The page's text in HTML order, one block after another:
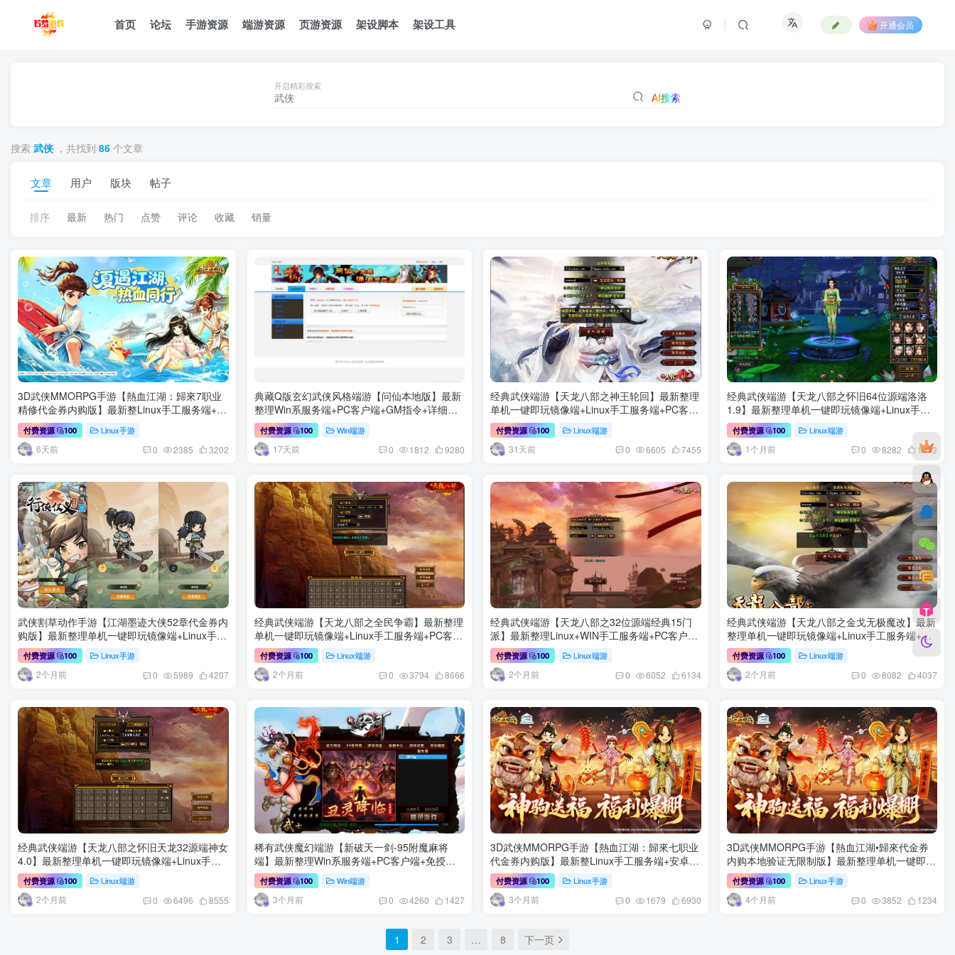
首页 论坛 手游资源 端游资源 页游资源 架设脚本 架设工具 开通会员
开启精彩搜索
AI搜索
搜索 武侠 ，共找到 86 个文章
文章 用户 版块 帖子
排序 最新 热门 点赞 评论 收藏 销量
3D武侠MMORPG手游【熱血江湖：歸來7职业
精修代金券内购版】最新整Linux手工服务端+安
卓苹果双端+CDK授权后台+详细搭建教程
付费资源 100 Linux手游
6天前 0 2385 3202
典藏Q版玄幻武侠风格端游【问仙本地版】最新
整理Win系服务端+PC客户端+GM指令+详细搭
建教程
付费资源 100 Win端游
17天前 0 1812 9280
经典武侠端游【天龙八部之神王轮回】最新整理
单机一键即玩镜像端+Linux手工服务端+PC客户
端+GM工具+详细搭建教程
付费资源 100 Linux端游
31天前 0 6605 7455
经典武侠端游【天龙八部之怀旧64位源端洛洛
1.9】最新整理单机一键即玩镜像端+Linux手工
服务端+PC客户端+GM工具+网页注册+详细搭
建教程
付费资源 100 Linux端游
1个月前 0 8282 1813
武侠割草动作手游【江湖墨迹大侠52章代金券内
购版】最新整理单机一键即玩镜像端+Linux手工
服务端+本地注册验证+CDK授权后台+安卓苹果
双端+详细搭建教程
付费资源 100 Linux手游
2个月前 0 5989 4207
经典武侠端游【天龙八部之全民争霸】最新整理
单机一键即玩镜像端+Linux手工服务端+PC客户
端+GM工具+详细搭建教程
付费资源 100 Linux端游
2个月前 0 3794 8666
经典武侠端游【天龙八部之32位源端经典15门
派】最新整理Linux+WIN手工服务端+PC客户端
+GM工具+网页注册+网页充值+详细搭建教程
付费资源 100 Linux端游
2个月前 0 6052 6134
经典武侠端游【天龙八部之金戈无极魔改】最新
整理单机一键即玩镜像端+Linux手工服务端+PC
客户端+GM工具+详细搭建教程
付费资源 100 Linux端游
2个月前 0 8082 4037
经典武侠端游【天龙八部之怀旧天龙32源端神女
4.0】最新整理单机一键即玩镜像端+Linux手工
服务端+PC客户端+内置gm工具+网页注册+网页
充值+详细搭建教程
付费资源 100 Linux端游
2个月前 0 6496 8555
稀有武侠魔幻端游【新破天一剑-95附魔麻将
端】最新整理Win系服务端+PC客户端+免授权
网关+GM修改工具+合服工具+详细搭建教程
付费资源 100 Win端游
3个月前 0 4260 1427
3D武侠MMORPG手游【熱血江湖：歸來七职业
代金券内购版】最新整Linux手工服务端+安卓
+运营后台+详细搭建教程
付费资源 100 Linux手游
3个月前 0 1679 6930
3D武侠MMORPG手游【熱血江湖•歸來代金券
内购本地验证无限制版】最新整理单机一键即玩
镜像端+Linux手工服务端+网页注册+安卓+CDK
授权后台+详细搭建教程
付费资源 100 Linux手游
4个月前 0 3852 1234
1 2 3 … 8 下一页